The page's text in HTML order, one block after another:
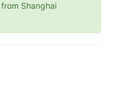
Shanghai